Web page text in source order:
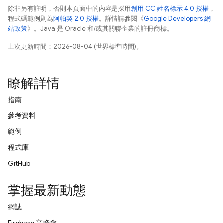
除非另有註明，否則本頁面中的內容是採用創用 CC 姓名標示 4.0 授權 ，
程式碼範例則為阿帕契 2.0 授權。詳情請參閱《Google Developers 網
站政策》。Java 是 Oracle 和/或其關聯企業的註冊商標。
上次更新時間：2026-08-04 (世界標準時間)。
瞭解詳情
指南
參考資料
範例
程式庫
GitHub
掌握最新動態
網誌